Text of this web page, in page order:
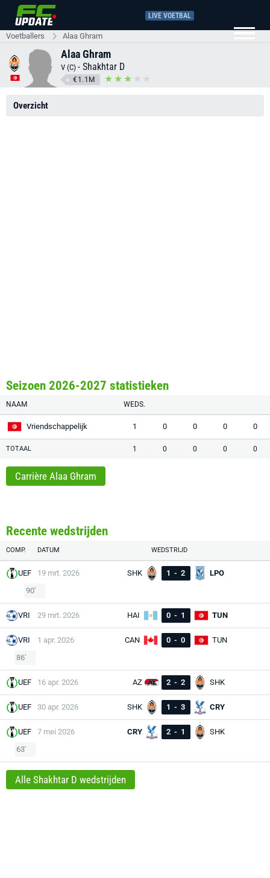
LIVE VOETBAL
Voetballers Alaa Ghram
Alaa Ghram
V (C) - Shakhtar D
€1.1M
Overzicht
Seizoen 2026-2027 statistieken
NAAM WEDS.
Vriendschappelijk 1 0 0 0 0
TOTAAL 1 0 0 0 0
Carrière Alaa Ghram
Recente wedstrijden
COMP. DATUM WEDSTRIJD
UEF 19 mrt. 2026 SHK 1 - 2
LPO
90'
VRI 29 mrt. 2026 HAI 0 - 1 TUN
VRI 1 apr. 2026 CAN 0 - 0
TUN
86'
UEF 16 apr. 2026 AZ 2 - 2 SHK
UEF 30 apr. 2026 SHK 1 - 3 CRY
UEF 7 mei 2026 CRY 2 - 1
SHK
63'
Alle Shakhtar D wedstrijden